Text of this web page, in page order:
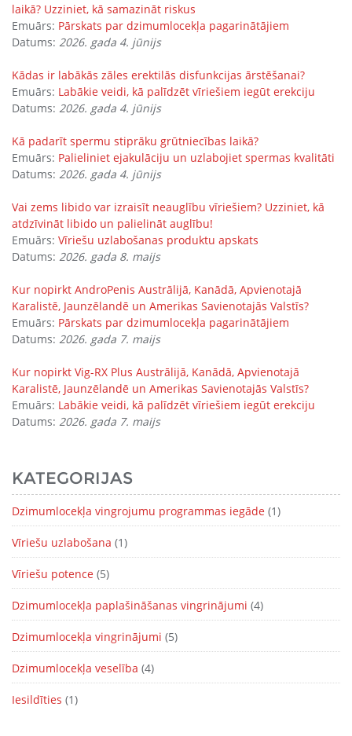
laikā? Uzziniet, kā samazināt riskus
Emuārs: Pārskats par dzimumlocekļa pagarinātājiem
Datums: 2026. gada 4. jūnijs
Kādas ir labākās zāles erektilās disfunkcijas ārstēšanai?
Emuārs: Labākie veidi, kā palīdzēt vīriešiem iegūt erekciju
Datums: 2026. gada 4. jūnijs
Kā padarīt spermu stiprāku grūtniecības laikā?
Emuārs: Palieliniet ejakulāciju un uzlabojiet spermas kvalitāti
Datums: 2026. gada 4. jūnijs
Vai zems libido var izraisīt neauglību vīriešiem? Uzziniet, kā
atdzīvināt libido un palielināt auglību!
Emuārs: Vīriešu uzlabošanas produktu apskats
Datums: 2026. gada 8. maijs
Kur nopirkt AndroPenis Austrālijā, Kanādā, Apvienotajā
Karalistē, Jaunzēlandē un Amerikas Savienotajās Valstīs?
Emuārs: Pārskats par dzimumlocekļa pagarinātājiem
Datums: 2026. gada 7. maijs
Kur nopirkt Vig-RX Plus Austrālijā, Kanādā, Apvienotajā
Karalistē, Jaunzēlandē un Amerikas Savienotajās Valstīs?
Emuārs: Labākie veidi, kā palīdzēt vīriešiem iegūt erekciju
Datums: 2026. gada 7. maijs
KATEGORIJAS
Dzimumlocekļa vingrojumu programmas iegāde (1)
Vīriešu uzlabošana (1)
Vīriešu potence (5)
Dzimumlocekļa paplašināšanas vingrinājumi (4)
Dzimumlocekļa vingrinājumi (5)
Dzimumlocekļa veselība (4)
Iesildīties (1)